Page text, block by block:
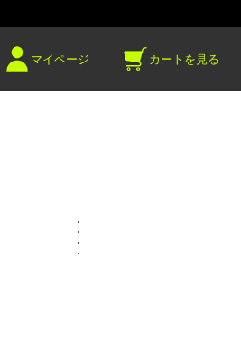
マイページ カートを見る